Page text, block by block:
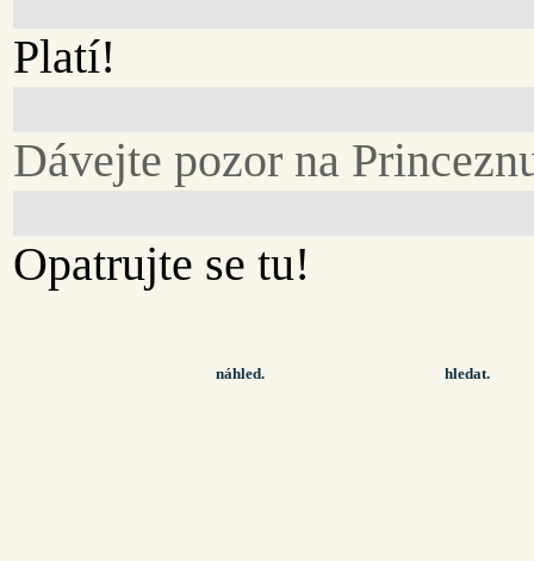
Platí!
Dávejte pozor na
Opatrujte se tu!
náhled. hledat.